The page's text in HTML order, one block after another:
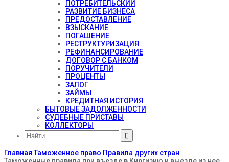
ПОТРЕБИТЕЛЬСКИЙ
РАЗВИТИЕ БИЗНЕСА
ПРЕДОСТАВЛЕНИЕ
ВЗЫСКАНИЕ
ПОГАШЕНИЕ
РЕСТРУКТУРИЗАЦИЯ
РЕФИНАНСИРОВАНИЕ
ДОГОВОР С БАНКОМ
ПОРУЧИТЕЛИ
ПРОЦЕНТЫ
ЗАЛОГ
ЗАЙМЫ
КРЕДИТНАЯ ИСТОРИЯ
БЫТОВЫЕ ЗАДОЛЖЕННОСТИ
СУДЕБНЫЕ ПРИСТАВЫ
КОЛЛЕКТОРЫ
Главная Таможенное право Правила других стран